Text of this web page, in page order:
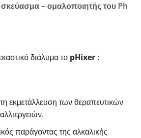
σκεύασμα – ομαλοποιητής του Ph
διάλυμα το pHixer :
εκμετάλλευση των θεραπευτικών
παράγοντας της αλκαλικής